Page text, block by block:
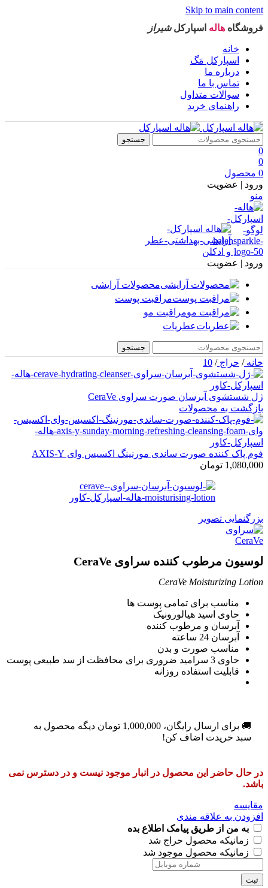
Skip to main content
فروشگاه هاله اسپارکلشیراز
خانه
اسپارکل مَگ
درباره ما
تماس با ما
سوالات متداول
راهنمای خرید
جستجو
0
0
0 محصول
ورود | عضویت
منو
ورود | عضویت
محصولات آرایشی
مراقبت پوست
مراقبت مو
عطریات
جستجو
خانه/ حراج/
10
ژل شستشوی آبرسان صورت سراوی CeraVe
بازگشت به محصولات
فوم پاک کننده صورت ساندی مورنینگ اکسیس وای AXIS-Y
1,080,000 تومان
بزرگنمایی تصویر
لوسیون مرطوب کننده سراوی CeraVe
CeraVe Moisturizing Lotion
مناسب برای تمامی پوست ها
حاوی اسید هیالورونیک
آبرسان و مرطوب کننده
آبرسان 24 ساعته
مناسب صورت و بدن
حاوی 3 سرامید ضروری برای محافظت از سد طبیعی پوست
قابلیت استفاده روزانه
🚚 برای ارسال رایگان، 1,000,000 تومان دیگه محصول به
سبد خریدت اضاف کن!
در حال حاضر این محصول در انبار موجود نیست و در دسترس نمی
باشد.
مقایسه
افزودن به علاقه مندی
به من از طریق پیامک اطلاع بده
زمانیکه محصول حراج شد
زمانیکه محصول موجود شد
ثبت